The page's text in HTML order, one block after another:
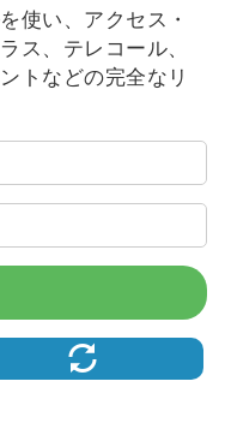
使い、アクセス・
ス、テレコール、
トなどの完全なリ